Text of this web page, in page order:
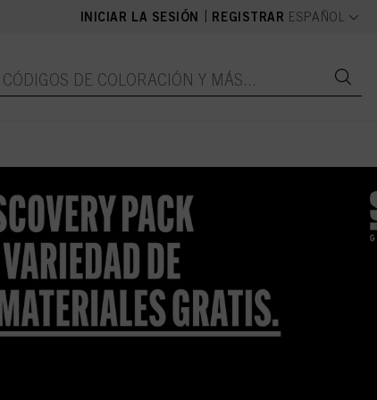
INICIAR LA SESIÓN REGISTRAR text.language
ESPAÑOL